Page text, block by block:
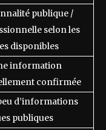
publique /
selon les
disponibles
information
confirmée
d’informations
publiques